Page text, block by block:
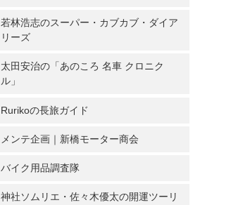
若林浩志のスーパー・カブカブ・ダイア
リーズ
太田安治の「あのころ 名車 クロニク
ル」
Rurikoの長旅ガイド
メンテ企画｜新橋モーター商会
バイク用品調査隊
神社ソムリエ・佐々木優太の開運ツーリ